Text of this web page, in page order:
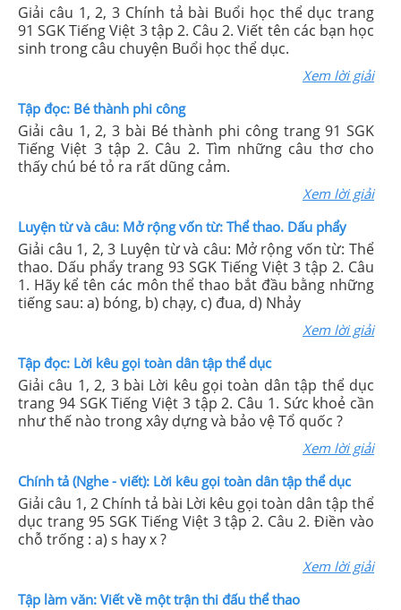
Giải câu 1, 2, 3 Chính tả bài Buổi học thể dục trang
91 SGK Tiếng Việt 3 tập 2. Câu 2. Viết tên các bạn học
sinh trong câu chuyện Buổi học thể dục.
Xem lời giải
Tập đọc: Bé thành phi công
Giải câu 1, 2, 3 bài Bé thành phi công trang 91 SGK
Tiếng Việt 3 tập 2. Câu 2. Tìm những câu thơ cho
thấy chú bé tỏ ra rất dũng cảm.
Xem lời giải
Luyện từ và câu: Mở rộng vốn từ: Thể thao. Dấu phẩy
Giải câu 1, 2, 3 Luyện từ và câu: Mở rộng vốn từ: Thể
thao. Dấu phẩy trang 93 SGK Tiếng Việt 3 tập 2. Câu
1. Hãy kể tên các môn thể thao bắt đầu bằng những
tiếng sau: a) bóng, b) chạy, c) đua, d) Nhảy
Xem lời giải
Tập đọc: Lời kêu gọi toàn dân tập thể dục
Giải câu 1, 2, 3 bài Lời kêu gọi toàn dân tập thể dục
trang 94 SGK Tiếng Việt 3 tập 2. Câu 1. Sức khoẻ cần
như thế nào trong xây dựng và bảo vệ Tổ quốc ?
Xem lời giải
Chính tả (Nghe - viết): Lời kêu gọi toàn dân tập thể dục
Giải câu 1, 2 Chính tả bài Lời kêu gọi toàn dân tập thể
dục trang 95 SGK Tiếng Việt 3 tập 2. Câu 2. Điền vào
chỗ trống : a) s hay x ?
Xem lời giải
Tập làm văn: Viết về một trận thi đấu thể thao